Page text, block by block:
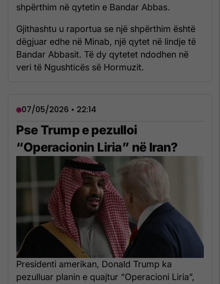
shpërthim në qytetin e Bandar Abbas.
Gjithashtu u raportua se një shpërthim është
dëgjuar edhe në Minab, një qytet në lindje të
Bandar Abbasit. Të dy qytetet ndodhen në
veri të Ngushticës së Hormuzit.
07/05/2026 • 22:14
Pse Trump e pezulloi
“Operacionin Liria” në Iran?
Presidenti amerikan, Donald Trump ka
pezulluar planin e quajtur “Operacioni Liria”,